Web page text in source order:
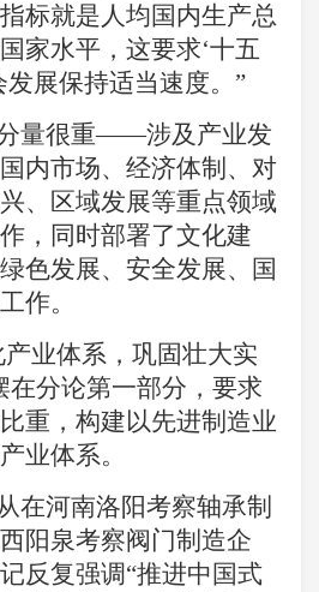
标就是人均国内生产总
家水平，这要求‘十五
发展保持适当速度。”
量很重——涉及产业发
内市场、经济体制、对
、区域发展等重点领域
，同时部署了文化建
色发展、安全发展、国
作。
产业体系，巩固壮大实
在分论第一部分，要求
重，构建以先进制造业
业体系。
在河南洛阳考察轴承制
阳泉考察阀门制造企
反复强调“推进中国式